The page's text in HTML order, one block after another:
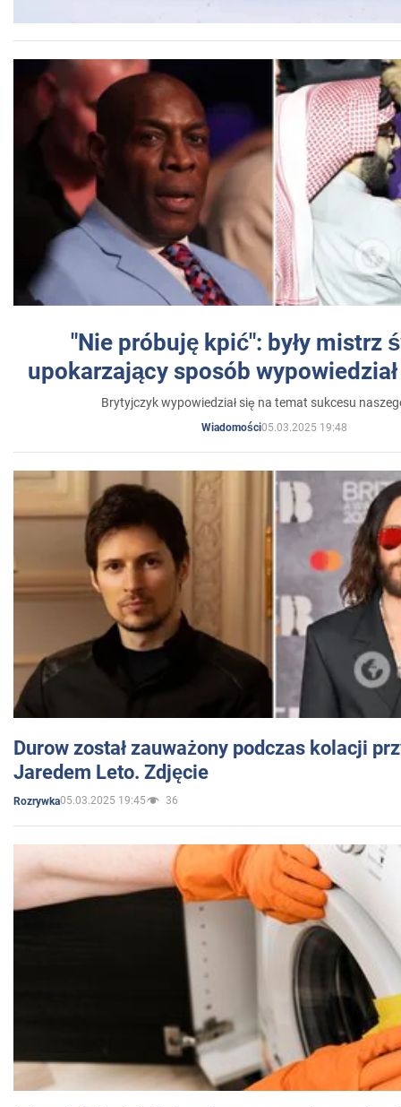
"Nie próbuję kpić": były mistrz
upokarzający sposób
Brytyjczyk wypowiedział się na temat sukcesu
Wiadomości05.03.2025 19:48
Durow został zauważony podczas kolacji
Jaredem Leto. Zdjęcie
Rozrywka05.03.2025 19:45 36